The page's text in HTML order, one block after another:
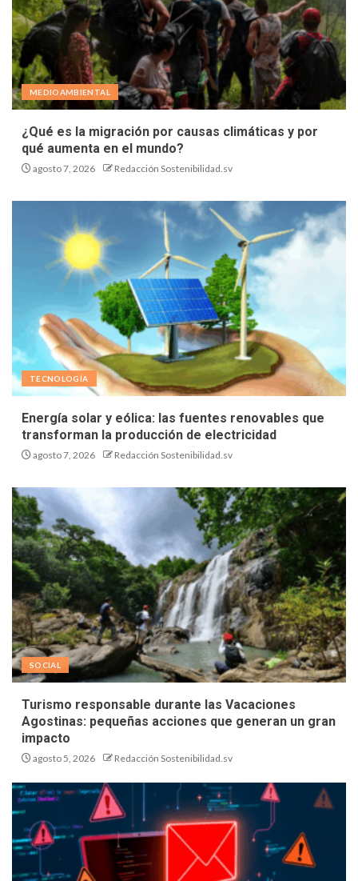
MEDIOAMBIENTAL
¿Qué es la migración por causas climáticas y por
qué aumenta en el mundo?
agosto 7, 2026 Redacción Sostenibilidad.sv
TECNOLOGÍA
Energía solar y eólica: las fuentes renovables que
transforman la producción de electricidad
agosto 7, 2026 Redacción Sostenibilidad.sv
SOCIAL
Turismo responsable durante las Vacaciones
Agostinas: pequeñas acciones que generan un gran
impacto
agosto 5, 2026 Redacción Sostenibilidad.sv